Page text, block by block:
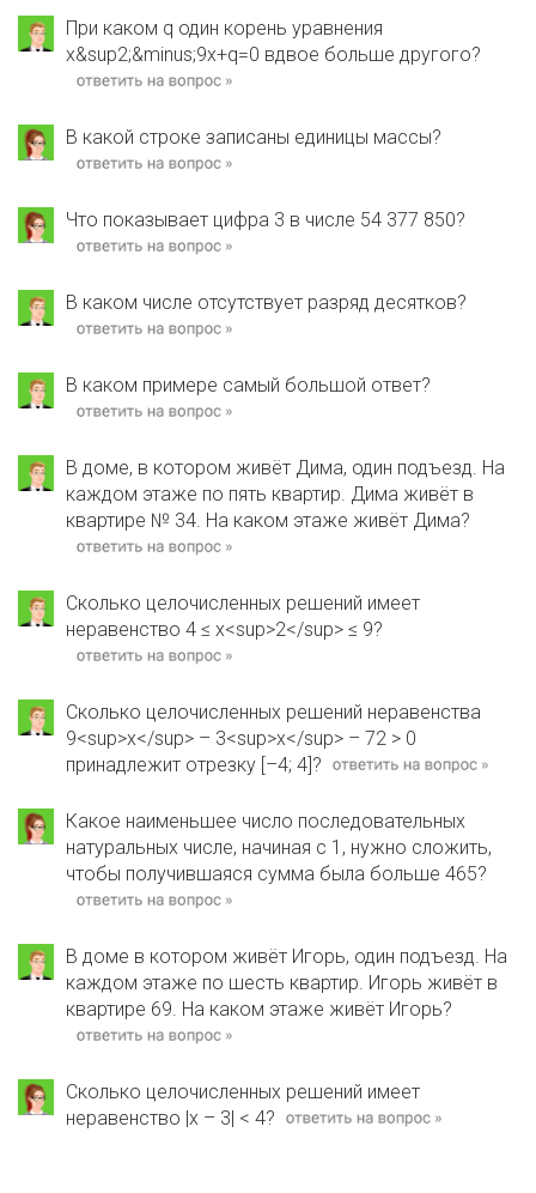
При каком q один корень уравнения
х&sup2;&minus;9х+q=0 вдвое больше другого?
В какой строке записаны единицы массы?
Что показывает цифра 3 в числе 54 377 850?
В каком числе отсутствует разряд десятков?
В каком примере самый большой ответ?
В доме, в котором живёт Дима, один подъезд. На
каждом этаже по пять квартир. Дима живёт в
квартире № 34. На каком этаже живёт Дима?
Сколько целочисленных решений имеет
неравенство 4 ≤ х<sup>2</sup> ≤ 9?
Сколько целочисленных решений неравенства
9<sup>х</sup> – 3<sup>х</sup> – 72 > 0
принадлежит отрезку [–4; 4]?
Какое наименьшее число последовательных
натуральных числе, начиная с 1, нужно сложить,
чтобы получившаяся сумма была больше 465?
В доме в котором живёт Игорь, один подъезд. На
каждом этаже по шесть квартир. Игорь живёт в
квартире 69. На каком этаже живёт Игорь?
Сколько целочисленных решений имеет
неравенство |х – 3| < 4?